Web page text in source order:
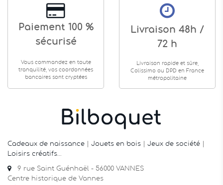
Paiement 100 %
sécurisé
Vous commandez en toute
tranquilité, vos coordonnées
bancaires sont cryptées
Livraison 48h /
72 h
Livraison rapide et sûre,
Colissimo ou DPD en France
métropolitaine
Cadeaux de naissance Jouets en bois Jeux de société
Loisirs créatifs
9 rue Saint Guénhaël - 56000 VANNES
Centre historique de Vannes